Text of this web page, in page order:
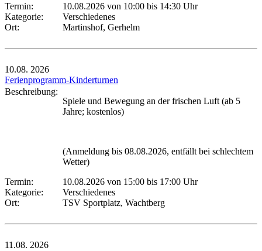
Termin:
10.08.2026 von 10:00 bis 14:30 Uhr
Kategorie:
Verschiedenes
Ort:
Martinshof, Gerhelm
10.08. 2026
Ferienprogramm-Kinderturnen
Beschreibung:
Spiele und Bewegung an der frischen Luft (ab 5
Jahre; kostenlos)
(Anmeldung bis 08.08.2026, entfällt bei schlechtem
Wetter)
Termin:
10.08.2026 von 15:00 bis 17:00 Uhr
Kategorie:
Verschiedenes
Ort:
TSV Sportplatz, Wachtberg
11.08. 2026